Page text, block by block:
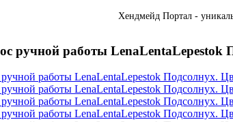
Хендмейд Портал -
ручной работы